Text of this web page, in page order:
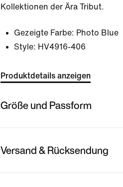
Kollektionen der Ära Tribut.
Gezeigte Farbe: Photo Blue
Style: HV4916-406
Produktdetails anzeigen
Größe und Passform
Versand & Rücksendung